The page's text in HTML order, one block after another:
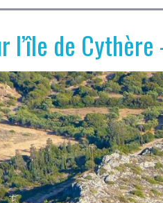
l’île de